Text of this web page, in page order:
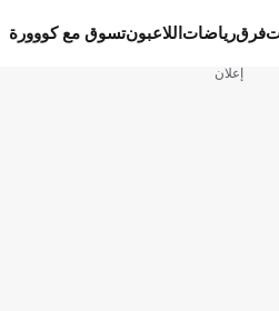
فرقرياضات اللاعبونتسوق مع كووورة
إعلان